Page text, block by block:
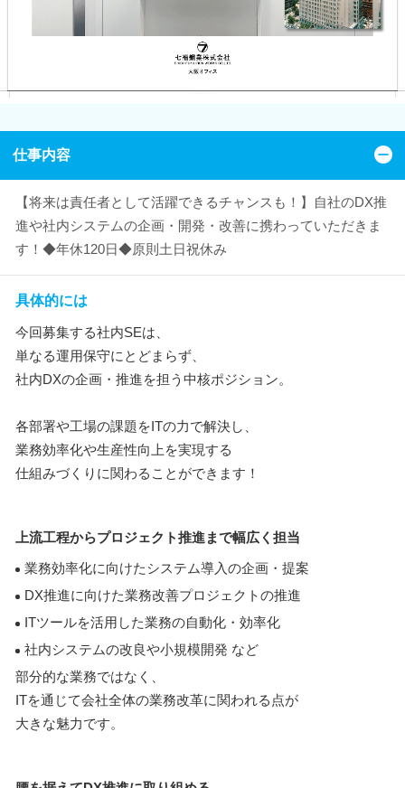
仕事内容
【将来は責任者として活躍できるチャンスも！】自社のDX推
進や社内システムの企画・開発・改善に携わっていただきま
す！◆年休120日◆原則土日祝休み
具体的には
今回募集する社内SEは、
単なる運用保守にとどまらず、
社内DXの企画・推進を担う中核ポジション。
各部署や工場の課題をITの力で解決し、
業務効率化や生産性向上を実現する
仕組みづくりに関わることができます！
上流工程からプロジェクト推進まで幅広く担当
業務効率化に向けたシステム導入の企画・提案
DX推進に向けた業務改善プロジェクトの推進
ITツールを活用した業務の自動化・効率化
社内システムの改良や小規模開発 など
部分的な業務ではなく、
ITを通じて会社全体の業務改革に関われる点が
大きな魅力です。